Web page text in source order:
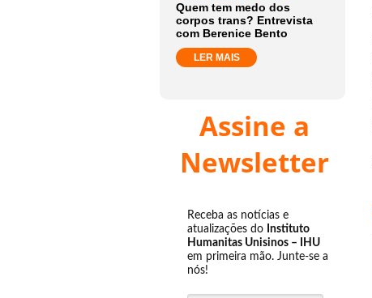
Quem tem medo dos
corpos trans? Entrevista
com Berenice Bento
LER MAIS
Assine a
Newsletter
Receba as notícias e
atualizações do Instituto
Humanitas Unisinos – IHU
em primeira mão. Junte-se a
nós!